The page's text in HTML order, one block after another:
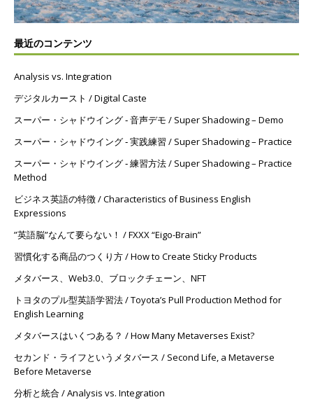
最近のコンテンツ
Analysis vs. Integration
デジタルカースト / Digital Caste
スーパー・シャドウイング ‐ 音声デモ / Super Shadowing – Demo
スーパー・シャドウイング ‐ 実践練習 / Super Shadowing – Practice
スーパー・シャドウイング ‐ 練習方法 / Super Shadowing – Practice
Method
ビジネス英語の特徴 / Characteristics of Business English
Expressions
”英語脳”なんて要らない！ / FXXX “Eigo-Brain”
習慣化する商品のつくり方 / How to Create Sticky Products
メタバース、Web3.0、ブロックチェーン、NFT
トヨタのプル型英語学習法 / Toyota’s Pull Production Method for
English Learning
メタバースはいくつある？ / How Many Metaverses Exist?
セカンド・ライフというメタバース / Second Life, a Metaverse
Before Metaverse
分析と統合 / Analysis vs. Integration